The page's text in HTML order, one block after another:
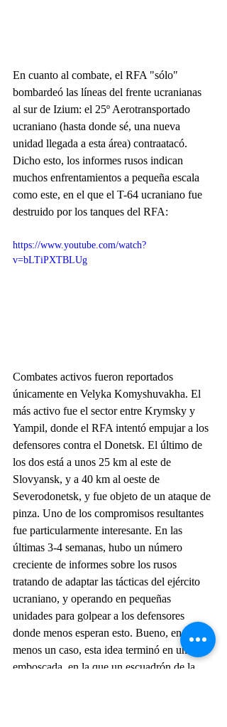
En cuanto al combate, el RFA "sólo"
bombardeó las líneas del frente ucranianas
al sur de Izium: el 25º Aerotransportado
ucraniano (hasta donde sé, una nueva
unidad llegada a esta área) contraatacó.
Dicho esto, los informes rusos indican
muchos enfrentamientos a pequeña escala
como este, en el que el T-64 ucraniano fue
destruido por los tanques del RFA:
https://www.youtube.com/watch?
v=bLTiPXTBLUg
Combates activos fueron reportados
únicamente en Velyka Komyshuvakha. El
más activo fue el sector entre Krymsky y
Yampil, donde el RFA intentó empujar a los
defensores contra el Donetsk. El último de
los dos está a unos 25 km al este de
Slovyansk, y a 40 km al oeste de
Severodonetsk, y fue objeto de un ataque de
pinza. Uno de los compromisos resultantes
fue particularmente interesante. En las
últimas 3-4 semanas, hubo un número
creciente de informes sobre los rusos
tratando de adaptar las tácticas del ejército
ucraniano, y operando en pequeñas
unidades para golpear a los defensores
donde menos esperan esto. Bueno, en al
menos un caso, esta idea terminó en una
emboscada, en la que un escuadrón de la